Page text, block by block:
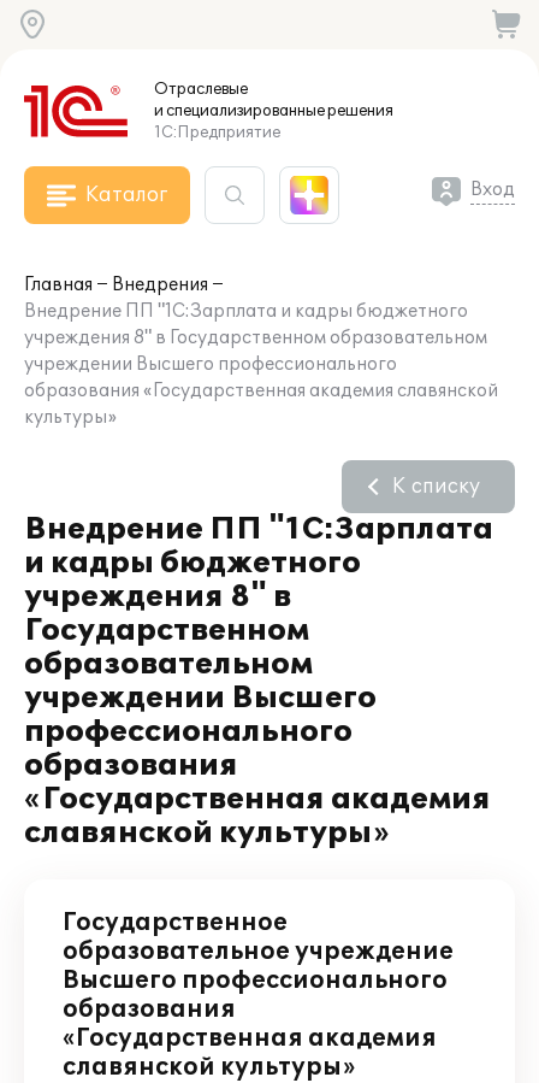
Отраслевые
и специализированныерешения
1С:Предприятие
Каталог Вход
Главная
Внедрения
Внедрение ПП "1С:Зарплата и кадры бюджетного
учреждения 8" в Государственном образовательном
учреждении Высшего профессионального
образования «Государственная академия славянской
культуры»
Внедрение ПП "1С:Зарплата
и кадры бюджетного
учреждения 8" в
Государственном
образовательном
учреждении Высшего
профессионального
образования
«Государственная академия
славянской культуры»
К списку
Государственное
образовательное учреждение
Высшего профессионального
образования
«Государственная академия
славянской культуры»